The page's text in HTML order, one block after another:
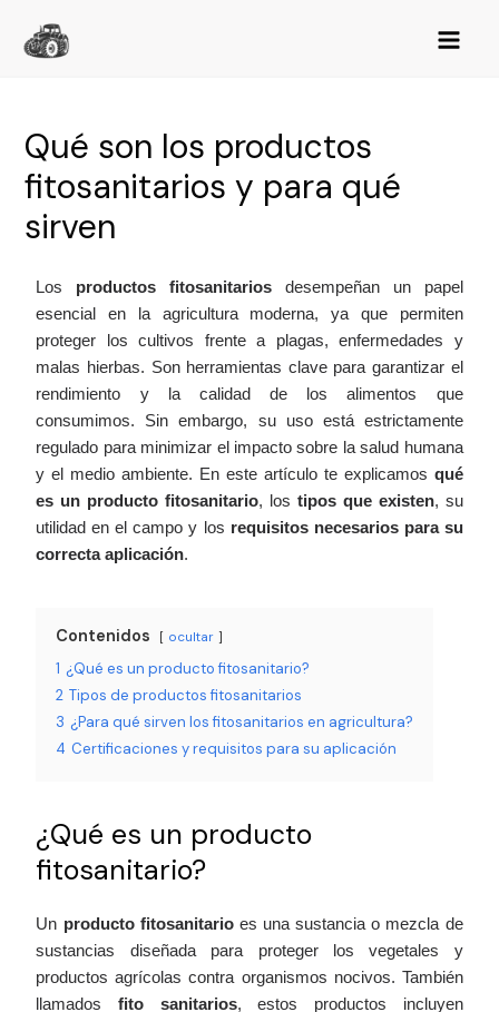
Qué son los productos
fitosanitarios y para qué
sirven
Los productos fitosanitarios desempeñan un papel
esencial en la agricultura moderna, ya que permiten
proteger los cultivos frente a plagas, enfermedades y
malas hierbas. Son herramientas clave para garantizar el
rendimiento y la calidad de los alimentos que
consumimos. Sin embargo, su uso está estrictamente
regulado para minimizar el impacto sobre la salud humana
y el medio ambiente. En este artículo te explicamos qué
es un producto fitosanitario, los tipos que existen, su
utilidad en el campo y los requisitos necesarios para su
correcta aplicación.
Contenidos ocultar
1 ¿Qué es un producto fitosanitario?
2 Tipos de productos fitosanitarios
3 ¿Para qué sirven los fitosanitarios en agricultura?
4 Certificaciones y requisitos para su aplicación
¿Qué es un producto
fitosanitario?
Un producto fitosanitarioes una sustancia o mezcla de
sustancias diseñada para proteger los vegetales y
productos agrícolas contra organismos nocivos. También
llamadosfito sanitarios, estos productos incluyen